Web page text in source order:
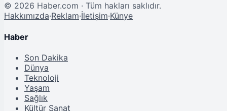
© 2026 Haber.com · Tüm hakları saklıdır.
Hakkımızda·Reklam·İletişim·Künye
Haber
Son Dakika
Dünya
Teknoloji
Yaşam
Sağlık
Kültür Sanat